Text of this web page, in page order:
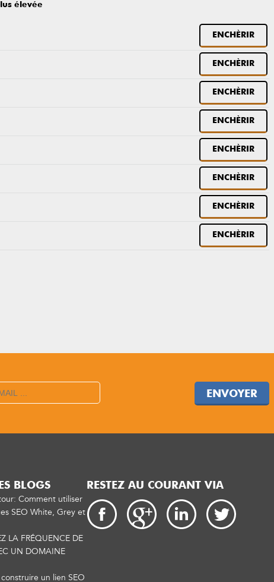
élevée
ENCHÈRIR
ENCHÈRIR
ENCHÈRIR
ENCHÈRIR
ENCHÈRIR
ENCHÈRIR
ENCHÈRIR
ENCHÈRIR
ENVOYER
BLOGS
Comment utiliser
SEO White, Grey et
LA FRÉQUENCE DE
UN DOMAINE
un lien SEO
RESTEZ AU COURANT VIA